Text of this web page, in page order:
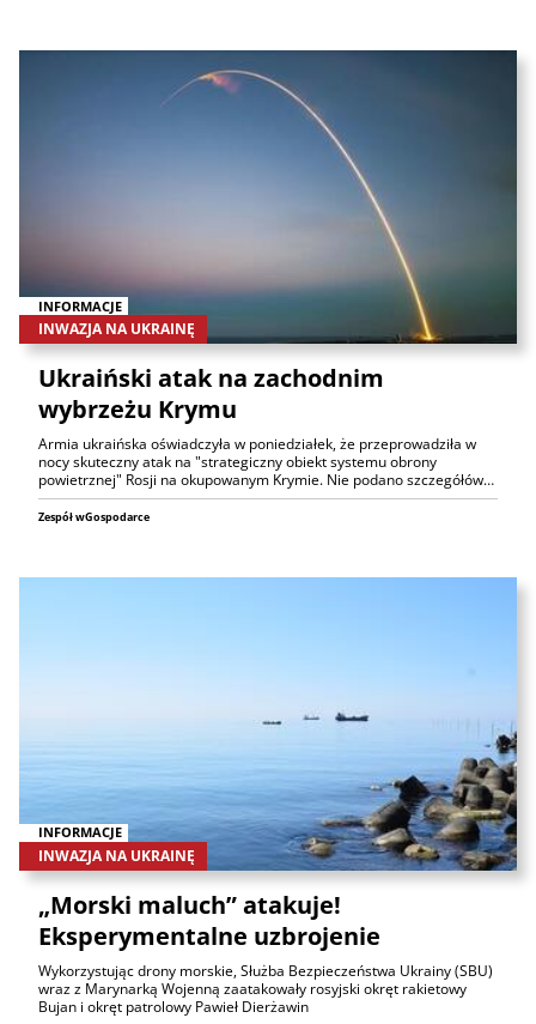
INFORMACJE
INWAZJA NA UKRAINĘ
Ukraiński atak na zachodnim
wybrzeżu Krymu
Armia ukraińska oświadczyła w poniedziałek, że przeprowadziła w
nocy skuteczny atak na "strategiczny obiekt systemu obrony
powietrznej" Rosji na okupowanym Krymie. Nie podano szczegółów…
Zespół wGospodarce
INFORMACJE
INWAZJA NA UKRAINĘ
„Morski maluch” atakuje!
Eksperymentalne uzbrojenie
Wykorzystując drony morskie, Służba Bezpieczeństwa Ukrainy (SBU)
wraz z Marynarką Wojenną zaatakowały rosyjski okręt rakietowy
Bujan i okręt patrolowy Pawieł Dierżawin